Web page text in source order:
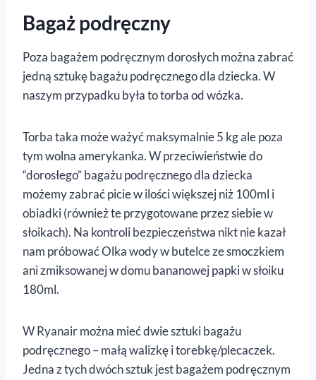
Bagaż podręczny
Poza bagażem podręcznym dorosłych można zabrać
jedną sztukę bagażu podręcznego dla dziecka. W
naszym przypadku była to torba od wózka.
Torba taka może ważyć maksymalnie 5 kg ale poza
tym wolna amerykanka. W przeciwieństwie do
“dorosłego” bagażu podręcznego dla dziecka
możemy zabrać picie w ilości większej niż 100ml i
obiadki (również te przygotowane przez siebie w
słoikach). Na kontroli bezpieczeństwa nikt nie kazał
nam próbować Olka wody w butelce ze smoczkiem
ani zmiksowanej w domu bananowej papki w słoiku
180ml.
W Ryanair można mieć dwie sztuki bagażu
podręcznego – małą walizkę i torebkę/plecaczek.
Jedna z tych dwóch sztuk jest bagażem podręcznym